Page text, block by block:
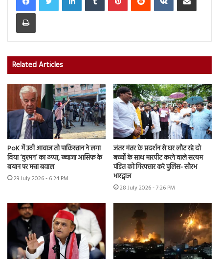
Print
Related Articles
PoK में उठी आवाज तो पाकिस्तान ने लगा
दिया ‘दुश्मन’ का ठप्पा, ख्वाजा आसिफ के
बयान पर मचा बवाल
29 July 2026 - 6:24 PM
जंतर मंतर के प्रदर्शन से घर लौट रहे दो
बच्चों के साथ मारपीट करने वाले सत्यम
पंडित को गिरफ्तार करे पुलिस- सौरभ
भारद्वाज
28 July 2026 - 7:26 PM